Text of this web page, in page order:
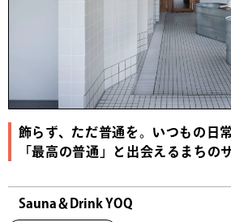
飾らず、ただ普通を。いつもの日
「最高の普通」と出会えるまちの
Sauna＆Drink YOQ